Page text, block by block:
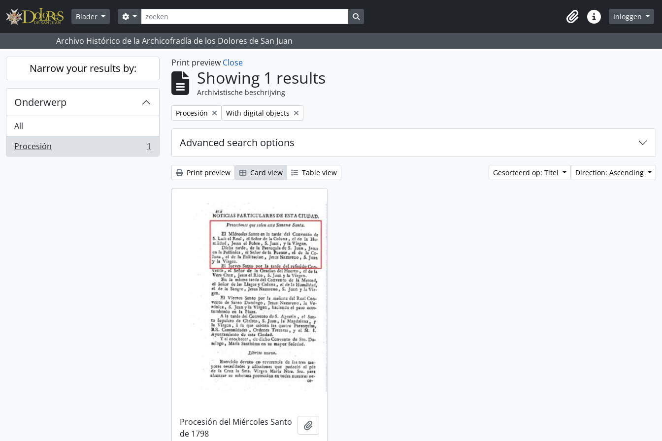
Skip to main content
Blader
zoeken
Search options Search in browse page
ClipboardQuick linksInloggen
Archivo Histórico de la Archicofradía de los Dolores de San Juan
Narrow your results by:
Onderwerp
All
Procesión
, 1 results 1
Print preview Close
Showing 1 results
Archivistische beschrijving
Remove filter:
Procesión Remove filter:
With digital objects
Advanced search options
Print preview Card view Table view Gesorteerd op: Titel Direction: Ascending
Procesión del Miércoles Santo
de 1798